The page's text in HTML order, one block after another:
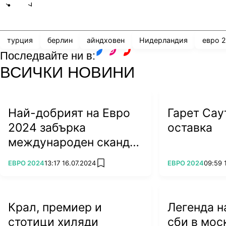
Появиха се кади от Айндховен, на които се
които се бият, използвайки всичко, до което се
столове.
турция берлин айндховен Нидерландия евро
Последвайте ни в:
ВСИЧКИ НОВИНИ
Най-добрият на Евро
2024 забърка
международен скандал
(ВИДЕО)
ПОВЕЧЕ ОТ
ЕВРО 202413:17 16.07.2024 add favorites
Гарет
оставка
ПОВЕЧЕ ОТ
ЕВРО 202409:59
Крал, премиер и
стотици хиляди
Легенда
сби в